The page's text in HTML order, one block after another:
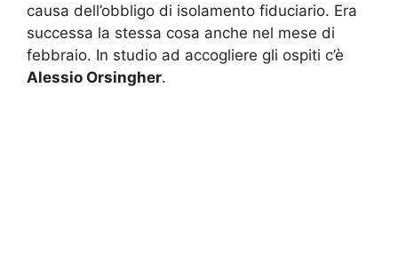
causa dell’obbligo di isolamento fiduciario. Era
successa la stessa cosa anche nel mese di
febbraio. In studio ad accogliere gli ospiti c’è
Alessio Orsingher.